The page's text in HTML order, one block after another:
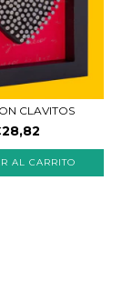
CLAVITOS
AL CARRITO